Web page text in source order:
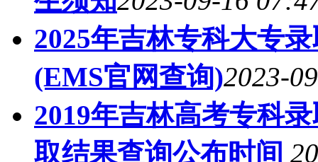
2025年吉林专科大专
(EMS官网查询)2023-
2019年吉林高考专科
取结果查询公布时间